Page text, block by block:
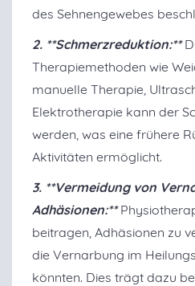
des Sehnengewebes
2. **Schmerzreduktion:**
Therapiemethoden wie
manuelle Therapie,
Elektrotherapie kann der
werden, was eine frühere
Aktivitäten ermöglicht.
3. **Vermeidung von
Adhäsionen:**
beitragen, Adhäsionen zu
die Vernarbung im
könnten. Dies trägt dazu